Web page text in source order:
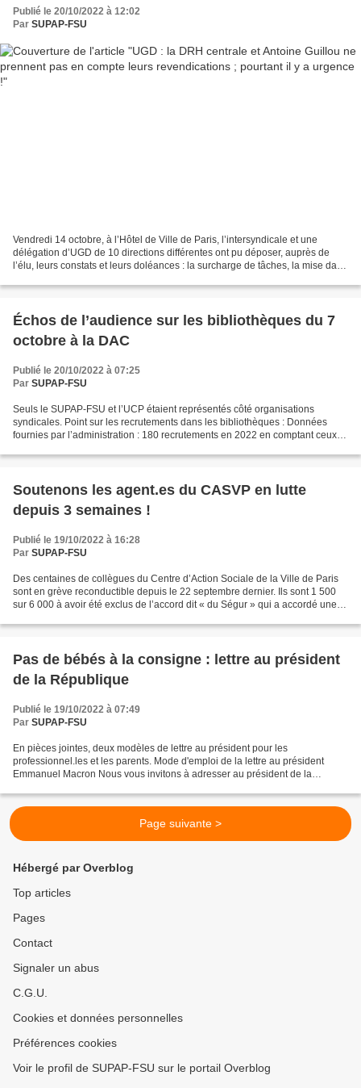
Publié le 20/10/2022 à 12:02
Par SUPAP-FSU
Vendredi 14 octobre, à l’Hôtel de Ville de Paris, l’intersyndicale et une
délégation d’UGD de 10 directions différentes ont pu déposer, auprès de
l’élu, leurs constats et leurs doléances : la surcharge de tâches, la mise dans
Échos de l’audience sur les bibliothèques du 7
octobre à la DAC
Publié le 20/10/2022 à 07:25
Par SUPAP-FSU
Seuls le SUPAP-FSU et l’UCP étaient représentés côté organisations
syndicales. Point sur les recrutements dans les bibliothèques : Données
fournies par l’administration : 180 recrutements en 2022 en comptant ceux
Soutenons les agent.es du CASVP en lutte
depuis 3 semaines !
Publié le 19/10/2022 à 16:28
Par SUPAP-FSU
Des centaines de collègues du Centre d’Action Sociale de la Ville de Paris
sont en grève reconductible depuis le 22 septembre dernier. Ils sont 1 500
sur 6 000 à avoir été exclus de l’accord dit « du Ségur » qui a accordé une
Pas de bébés à la consigne : lettre au président
de la République
Publié le 19/10/2022 à 07:49
Par SUPAP-FSU
En pièces jointes, deux modèles de lettre au président pour les
professionnel.les et les parents. Mode d'emploi de la lettre au président
Emmanuel Macron Nous vous invitons à adresser au président de la
Page suivante >
Hébergé par Overblog
Top articles
Pages
Contact
Signaler un abus
C.G.U.
Cookies et données personnelles
Préférences cookies
Voir le profil de SUPAP-FSU sur le portail Overblog